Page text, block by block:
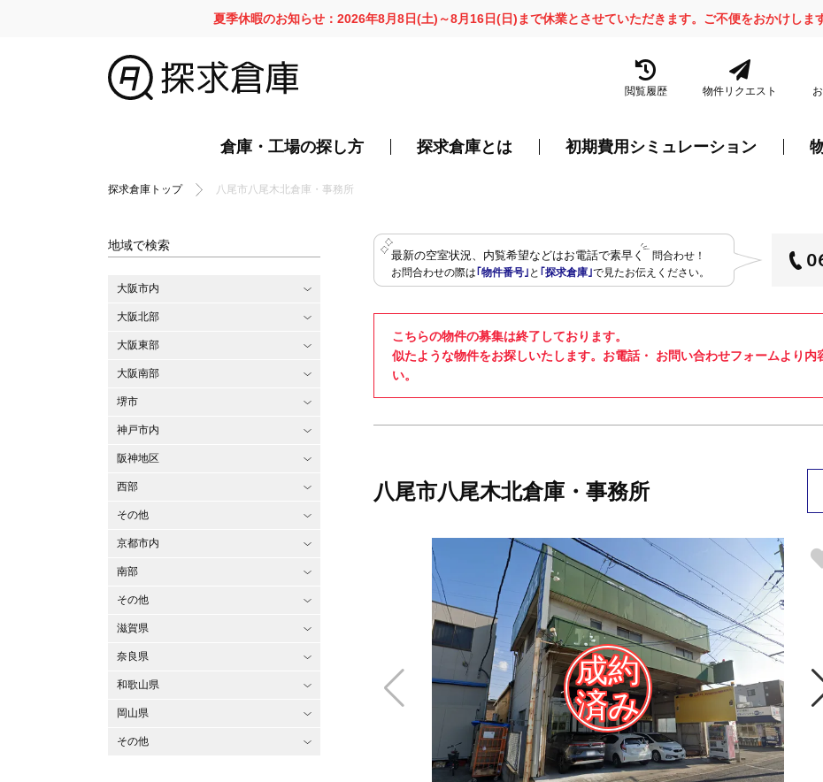
夏季休暇のお知らせ：2026年8月8日(土)～8月16日(日)まで休業とさせていただきます。ご不便をおかけしま
閲覧履歴 物件リクエスト
倉庫・工場の探し方 探求倉庫とは 初期費用シミュレーション
探求倉庫トップ 八尾市八尾木北倉庫・事務所
最新の空室状況、内覧希望などはお電話で素早く
問合わせ！
お問合わせの際は｢物件番号｣ と ｢探求倉庫｣で見たお伝えください。
こちらの物件の募集は終了しております。
似たような物件をお探しいたします。お電話・ お問い合わせフォームより
い。
八尾市八尾木北倉庫・事務所
地域で検索
大阪市内
大阪北部
大阪東部
大阪南部
堺市
神戸市内
阪神地区
西部
その他
京都市内
南部
その他
滋賀県
奈良県
和歌山県
岡山県
その他